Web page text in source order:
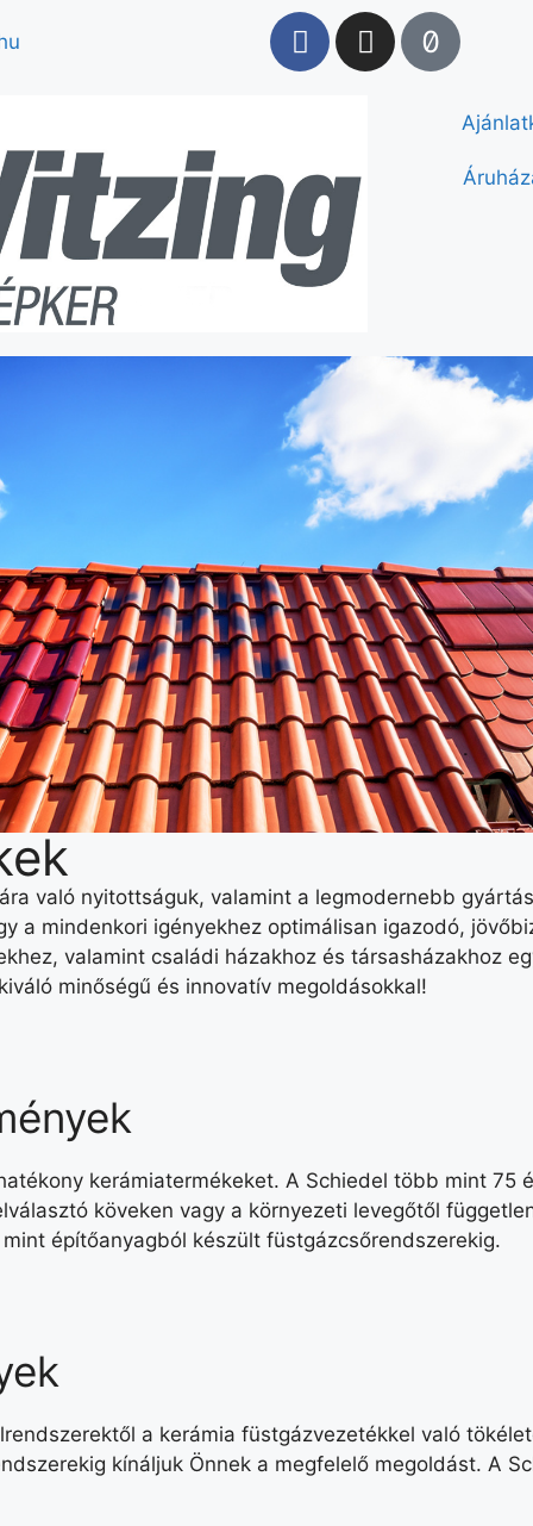
való nyitottságuk, valamint a legmodernebb
a mindenkori igényekhez optimálisan igazodó,
valamint családi házakhoz és társasházakhoz
minőségű és innovatív megoldásokkal!
kerámiatermékeket. A Schiedel több mint 75
köveken vagy a környezeti levegőtől
építőanyagból készült füstgázcsőrendszerekig.
a kerámia füstgázvezetékkel való
kínáljuk Önnek a megfelelő megoldást. A